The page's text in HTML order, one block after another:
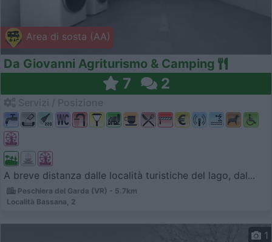
Area di sosta (AA)
Da Giovanni Agriturismo & Camping
7 2
A breve distanza dalle località turistiche del lago, dal...
Peschiera del Garda (VR) - 5.7km
Località Bassana, 2
1